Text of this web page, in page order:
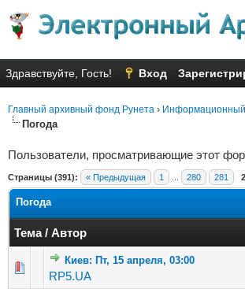
Здравствуйте, Гость! Вход
Главный архивный фонд Рунета ›
Погода
Пользователи, просматривающие этот
Страницы (391): « Предыдущая 1 280 281
Погода
Тема/ Автор
Киев: Пт, 15 апреля, 03:00
RP5.UA
Голосов: 4 - Средняя оценка: 2.5 из 5
12345